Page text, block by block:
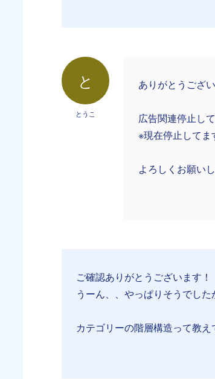
と
とうこ
ありがとうござ
広告関連停止し
※現在停止してま
よろしくお願いし
ご確認ありがとうございます！
うーん、、やっぱりそうでした
カテゴリーの階層構造って教